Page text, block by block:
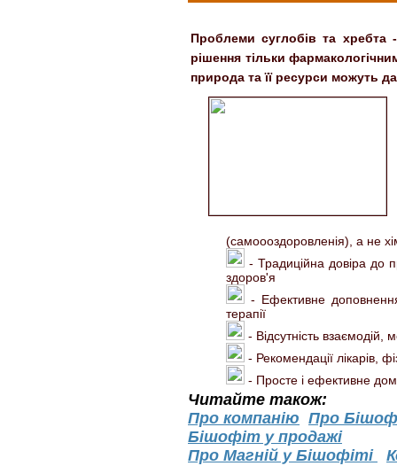
Проблеми суглобів та хребта
рішення тільки
природа та її ресурси можуть
(самоооздоровленія), а не
- Традиційна довіра до
здоров'я
- Ефективне доповнення
терапії
- Відсутність взаємодій,
- Рекомендації лікарів,
- Просте і ефективне
Читайте також:
Про компанію Про
Бішофіт у продажі
Про Магній у Бішофіті